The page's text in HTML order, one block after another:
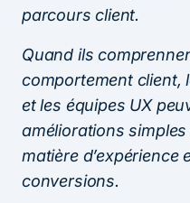
parcours client.
Quand ils
comportement client,
et les équipes UX
améliorations
matière d’expérience
conversions.